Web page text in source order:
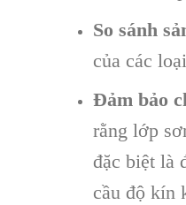
So sánh
của các
Đảm bảo
rằng lớp
đặc biệt là
cầu độ kín